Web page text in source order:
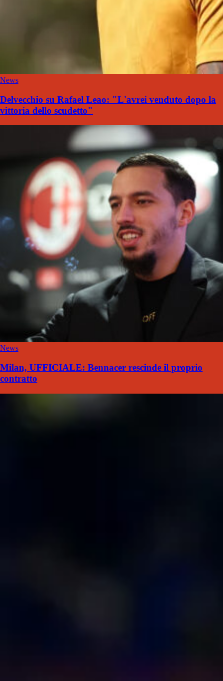
News
Delvecchio su Rafael Leao: "L'avrei venduto dopo la
vittoria dello scudetto"
News
Milan, UFFICIALE: Bennacer rescinde il proprio
contratto